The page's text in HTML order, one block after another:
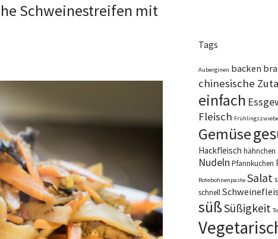
Schweinestreifen mit
Tags
Auberginen backen
chinesische
einfach
Fleisch
Gemüse
Hackfleisch hähnchen
Nudeln Pfannkuchen
Rotebohnenpaste Salat
schnell
süßSüßigkeit